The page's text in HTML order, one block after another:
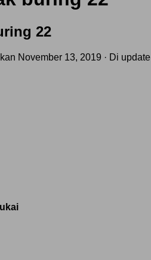
22
November 13, 2019 · Di update